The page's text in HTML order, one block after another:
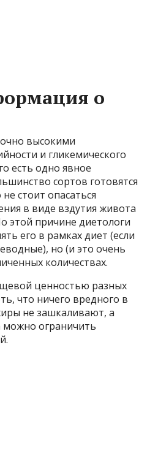
о
высокими
и гликемического
есть одно явное
сортов готовятся
стоит опасаться
в виде вздутия живота
этой причине диетологи
его в рамках диет (если
но (и это очень
количествах.
ценностью разных
что ничего вредного в
не зашкаливают, а
можно ограничить